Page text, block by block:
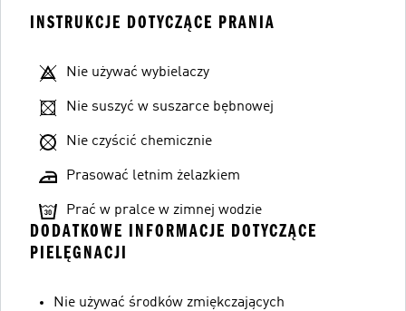
INSTRUKCJE DOTYCZĄCE PRANIA
Nie używać wybielaczy
Nie suszyć w suszarce bębnowej
Nie czyścić chemicznie
Prasować letnim żelazkiem
Prać w pralce w zimnej wodzie
DODATKOWE INFORMACJE DOTYCZĄCE
PIELĘGNACJI
Nie używać środków zmiękczających